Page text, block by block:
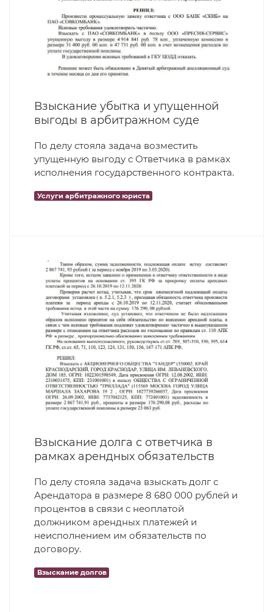
Взыскание убытка и упущенной
выгоды в арбитражном суде
По делу стояла задача возместить
упущенную выгоду с Ответчика в рамках
исполнения государственного контракта.
Услуги арбитражного юриста
Взыскание долга с ответчика в
рамках арендных обязательств
По делу стояла задача взыскать долг с
Арендатора в размере 8 680 000 рублей и
процентов в связи с неоплатой
должником арендных платежей и
неисполнением им обязательств по
договору.
Взыскание долгов